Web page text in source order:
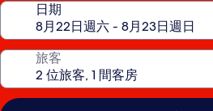
日期
旅客